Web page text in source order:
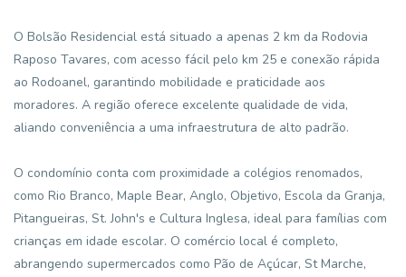
O Bolsão Residencial está situado a apenas 2 km da Rodovia
Raposo Tavares, com acesso fácil pelo km 25 e conexão rápida
ao Rodoanel, garantindo mobilidade e praticidade aos
moradores. A região oferece excelente qualidade de vida,
aliando conveniência a uma infraestrutura de alto padrão.
O condomínio conta com proximidade a colégios renomados,
como Rio Branco, Maple Bear, Anglo, Objetivo, Escola da Granja,
Pitangueiras, St. John's e Cultura Inglesa, ideal para famílias com
crianças em idade escolar. O comércio local é completo,
abrangendo supermercados como Pão de Açúcar, St Marche,